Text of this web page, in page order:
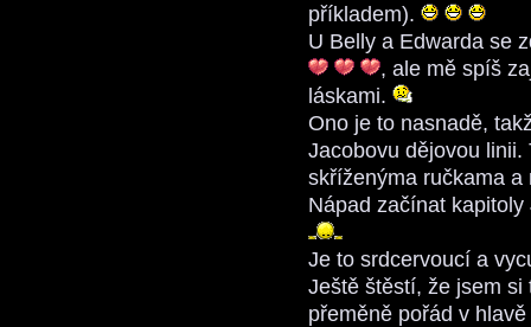
příkladem).
U Belly a Edwarda se
, ale mě spíš
láskami.
Ono je to nasnadě,
Jacobovu dějovou
skříženýma ručkama
Nápad začínat
Je to srdcervoucí a
Ještě štěstí, že jsem
přeměně pořád v